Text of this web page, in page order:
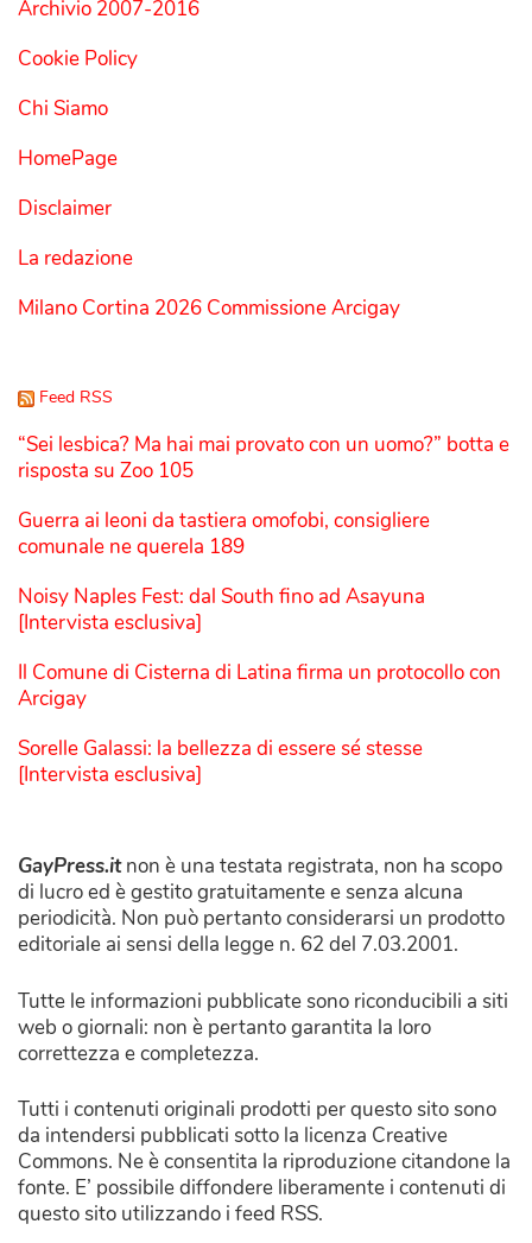
Archivio 2007-2016
Cookie Policy
Chi Siamo
HomePage
Disclaimer
La redazione
Milano Cortina 2026 Commissione Arcigay
Feed RSS
“Sei lesbica? Ma hai mai provato con un uomo?” botta e
risposta su Zoo 105
Guerra ai leoni da tastiera omofobi, consigliere
comunale ne querela 189
Noisy Naples Fest: dal South fino ad Asayuna
[Intervista esclusiva]
Il Comune di Cisterna di Latina firma un protocollo con
Arcigay
Sorelle Galassi: la bellezza di essere sé stesse
[Intervista esclusiva]
GayPress.itnon è una testata registrata, non ha scopo
di lucro ed è gestito gratuitamente e senza alcuna
periodicità. Non può pertanto considerarsi un prodotto
editoriale ai sensi della legge n. 62 del 7.03.2001.
Tutte le informazioni pubblicate sono riconducibili a siti
web o giornali: non è pertanto garantita la loro
correttezza e completezza.
Tutti i contenuti originali prodotti per questo sito sono
da intendersi pubblicati sotto la licenza Creative
Commons. Ne è consentita la riproduzione citandone la
fonte. E’ possibile diffondere liberamente i contenuti di
questo sito utilizzando i feed RSS.